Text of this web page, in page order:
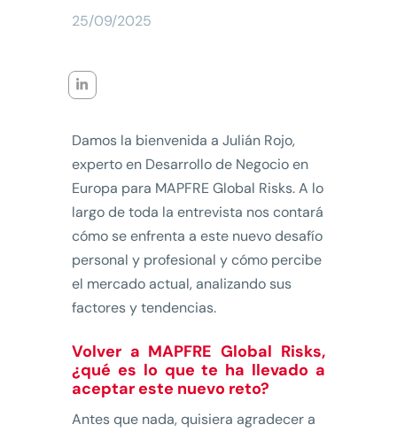
25/09/2025
Damos la bienvenida a Julián Rojo,
experto en Desarrollo de Negocio en
Europa para MAPFRE Global Risks. A lo
largo de toda la entrevista nos contará
cómo se enfrenta a este nuevo desafío
personal y profesional y cómo percibe
el mercado actual, analizando sus
factores y tendencias.
Volver a MAPFRE Global Risks,
¿qué es lo que te ha llevado a
aceptar este nuevo reto?
Antes que nada, quisiera agradecer a